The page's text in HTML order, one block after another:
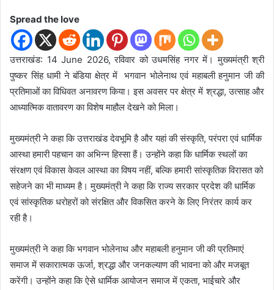
Spread the love
उत्तराखंड: 14 June 2026, रविवार को उधमसिंह नगर में। मुख्यमंत्री श्री
पुष्कर सिंह धामी ने बंडिया क्षेत्र में भगवान भोलेनाथ एवं महाबली हनुमान जी की
प्रतिमाओं का विधिवत अनावरण किया। इस अवसर पर क्षेत्र में श्रद्धा, उत्साह और
आध्यात्मिक वातावरण का विशेष माहौल देखने को मिला।
मुख्यमंत्री ने कहा कि उत्तराखंड देवभूमि है और यहां की संस्कृति, परंपरा एवं धार्मिक
आस्था हमारी पहचान का अभिन्न हिस्सा हैं। उन्होंने कहा कि धार्मिक स्थलों का
संरक्षण एवं विकास केवल आस्था का विषय नहीं, बल्कि हमारी सांस्कृतिक विरासत को
सहेजने का भी माध्यम है। मुख्यमंत्री ने कहा कि राज्य सरकार प्रदेश की धार्मिक
एवं सांस्कृतिक धरोहरों को संरक्षित और विकसित करने के लिए निरंतर कार्य कर
रही है।
मुख्यमंत्री ने कहा कि भगवान भोलेनाथ और महाबली हनुमान जी की प्रतिमाएं
समाज में सकारात्मक ऊर्जा, श्रद्धा और जनकल्याण की भावना को और मजबूत
करेंगी। उन्होंने कहा कि ऐसे धार्मिक आयोजन समाज में एकता, भाईचारे और